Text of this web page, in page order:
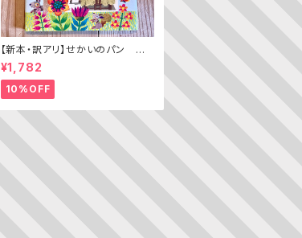
【新本・訳アリ】せかいのパン ちき
ゅうのパン（普及版 かこさとし
¥1,782
10%OFF